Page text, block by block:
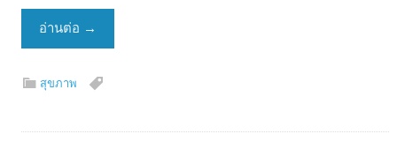
อ่านต่อ →
สุขภาพ